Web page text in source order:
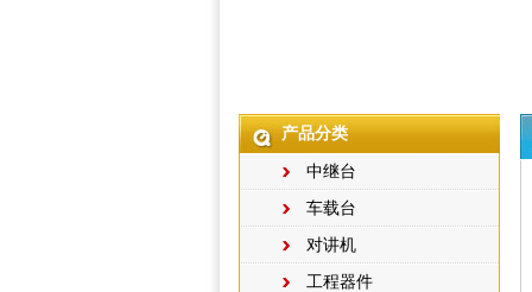
产品分类
中继台
车载台
对讲机
工程器件